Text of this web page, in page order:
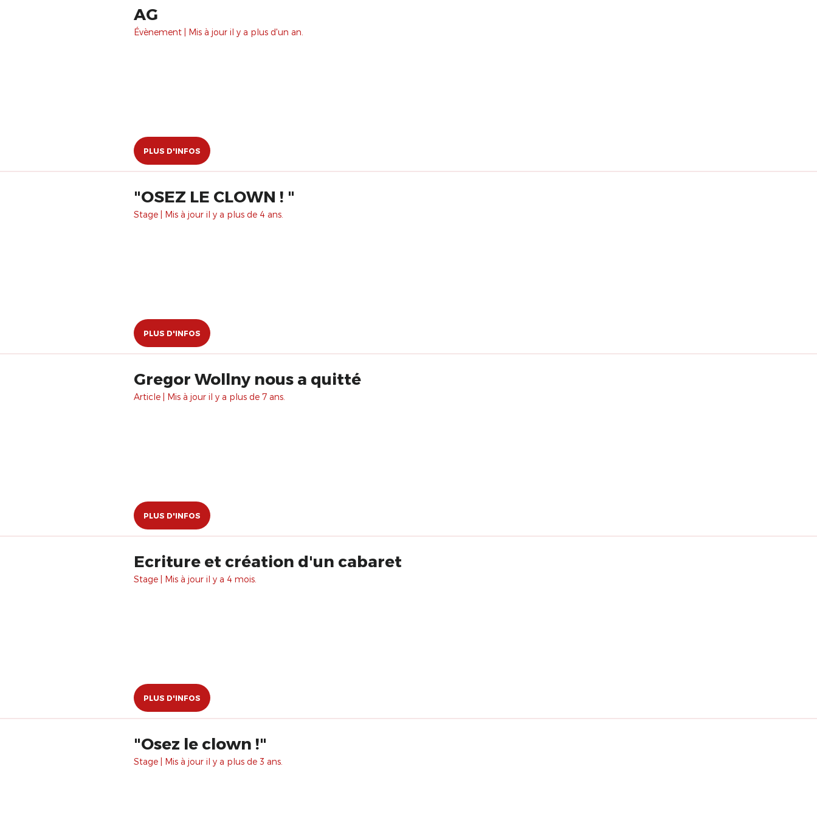
AG
Évènement | Mis à jour il y a plus d'un an.
PLUS D'INFOS
"OSEZ LE CLOWN ! "
Stage | Mis à jour il y a plus de 4 ans.
PLUS D'INFOS
Gregor Wollny nous a quitté
Article | Mis à jour il y a plus de 7 ans.
PLUS D'INFOS
Ecriture et création d'un cabaret
Stage | Mis à jour il y a 4 mois.
PLUS D'INFOS
"Osez le clown !"
Stage | Mis à jour il y a plus de 3 ans.